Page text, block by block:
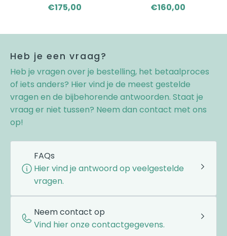
€175,00
€160,00
Heb je een vraag?
Heb je vragen over je bestelling, het betaalproces
of iets anders? Hier vind je de meest gestelde
vragen en de bijbehorende antwoorden. Staat je
vraag er niet tussen? Neem dan contact met ons
op!
FAQs
Hier vind je antwoord op veelgestelde
vragen.
Neem contact op
Vind hier onze contactgegevens.